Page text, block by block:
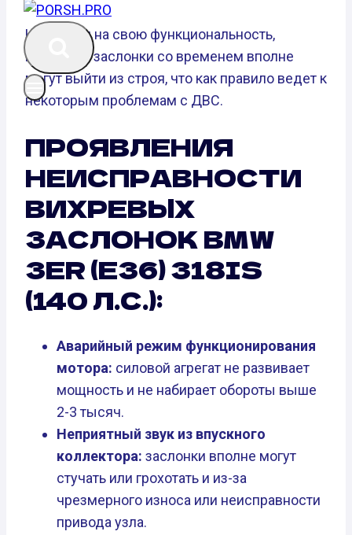
Несмотря на свою функциональность,
вихревые заслонки со временем вполне
могут выйти из строя, что как правило ведет к
некоторым проблемам с ДВС.
ПРОЯВЛЕНИЯ
НЕИСПРАВНОСТИ
ВИХРЕВЫХ
ЗАСЛОНОК BMW
3ER (E36) 318IS
(140 Л.С.):
Аварийный режим функционирования
мотора: силовой агрегат не развивает
мощность и не набирает обороты выше
2-3 тысяч.
Неприятный звук из впускного
коллектора: заслонки вполне могут
стучать или грохотать и из-за
чрезмерного износа или неисправности
привода узла.